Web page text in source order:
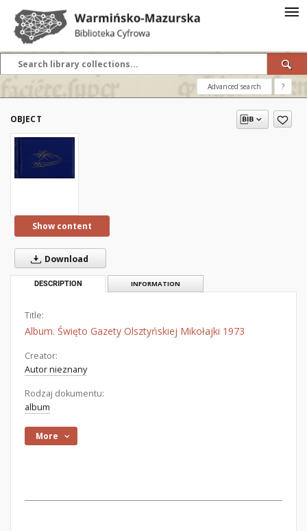
Advanced search ?
OBJECT
Show content
Download
DESCRIPTION INFORMATION
Title:
Album. Święto Gazety Olsztyńskiej Mikołajki 1973
Creator:
Autor nieznany
Rodzaj dokumentu:
album
More